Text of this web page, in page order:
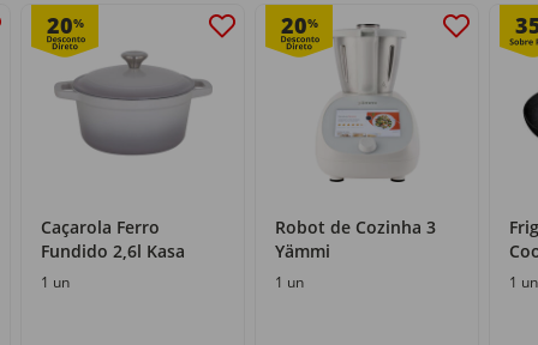
20%
Caçarola Ferro
Fundido 2,6l Kasa
1 un
20%
Robot de Cozinha 3
Yämmi
1 un 1 un